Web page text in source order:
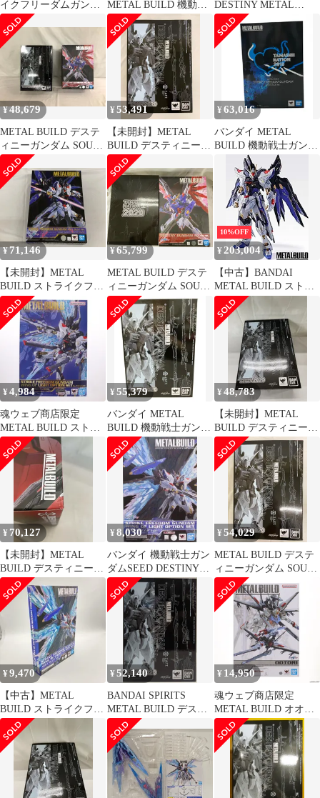
イクフリーダムガンダ
ム デスティニーガン
ダム
METAL BUILD 機動戦
士ガンダムSEED
DESTINY ストライクフ
リーダムガンダム
SOUL BLUE Ver
DESTINY METAL
BUILD 2個セット
¥48,679
METAL BUILD デステ
ィニーガンダム SOUL
RED 機動戦士ガンダム
SEED DESTINY
TAMASHII NA
¥53,491
【未開封】METAL
BUILD デスティニーガ
ンダム SOUL RED 機動
戦士ガンダムSEED
DESTINY TAMASHII
NA
¥ 63,016
バンダイ METAL
BUILD 機動戦士ガンダ
ムSEED DESTINY
ZGMF-X20A ストライ
クフリーダムガンダム
SOUL BLUE Ver. フィ
ギュア 魂ウェブ商店
¥71,146
【未開封】METAL
BUILD ストライクフリ
ーダムガンダム SOUL
BLUE 『機動戦士ガン
ダムSEED DESTINY』
(魂ネイシ
¥65,799
METAL BUILD デステ
ィニーガンダム SOUL
RED 機動戦士ガンダム
SEED DESTINY
TAMASHII NA
10%OFF
¥203,004
【中古】BANDAI
METAL BUILD ストラ
イクフリーダムガンダ
ム SOUL BLUE Ver.
『機動戦士ガンダム
SEED DESTINY』(魂ネ
イション2018、魂ウェ
ブ商店限定)
¥4,984
魂ウェブ商店限定
METAL BUILD ストラ
イクフリーダムガンダ
ム 光の翼オプションセ
ット[Re:PACKAGE] 機
動戦士ガンダムSEED
DESTINY(シード デス
ティニー) フィギュア
用アクセサリ バンダイ
スピリッツ
¥ 55,379
バンダイ METAL
BUILD 機動戦士ガンダ
ムSEED DESTINY
ZGMF-X42S デスティ
ニーガンダム SOUL
RED Ver. TAMASHII
NATION 2020 魂ウェブ
商店
¥48,783
【未開封】METAL
BUILD デスティニーガ
ンダム SOUL RED 機動
戦士ガンダムSEED
DESTINY TAMASHII
¥ 70,127
【未開封】METAL
BUILD デスティニーガ
ンダム SOUL RED 機動
戦士ガンダムSEED
DESTINY TAMASHII
¥8,030
バンダイ 機動戦士ガン
ダムSEED DESTINY
METAL BUILD ストラ
イクフリーダムガンダ
ム 光の翼オプションセ
ット SOUL BLUE
¥54,029
METAL BUILD デステ
ィニーガンダム SOUL
RED 機動戦士ガンダム
SEED DESTINY
TAMASHII NA
¥9,470
【中古】METAL
BUILD ストライクフリ
ーダムガンダム 光の翼
オプションセット
SOUL BLUE Ver./機動
戦士ガンダムSEED
DESTINY[6]
¥52,140
BANDAI SPIRITS
METAL BUILD デステ
ィニーガンダム SOUL
RED ver
¥ 14,950
魂ウェブ商店限定
METAL BUILD オオト
リ 機動戦士ガンダム
SEED DESTINY(シード
デスティニー) 完成品
可動フィギュア バンダ
イスピリッツ